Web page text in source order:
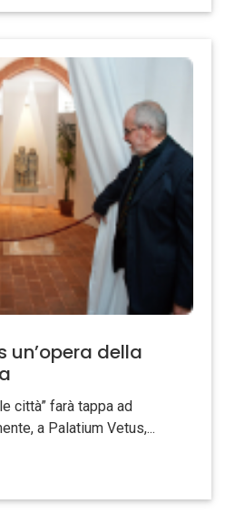
un’opera della
città” farà tappa ad
a Palatium Vetus,...